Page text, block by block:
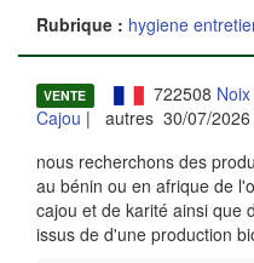
Rubrique : hygiene
VENTE 722508
Cajou | autres 30/07/2026
nous recherchons des
au bénin ou en afrique de
cajou et de karité ainsi que
issus de d'une production